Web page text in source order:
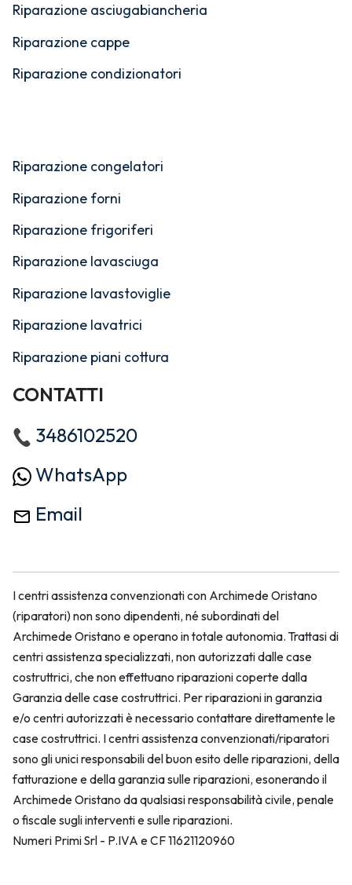
Riparazione asciugabiancheria
Riparazione cappe
Riparazione condizionatori
Riparazione congelatori
Riparazione forni
Riparazione frigoriferi
Riparazione lavasciuga
Riparazione lavastoviglie
Riparazione lavatrici
Riparazione piani cottura
CONTATTI
3486102520
WhatsApp
Email
I centri assistenza convenzionati con Archimede Oristano
(riparatori) non sono dipendenti, né subordinati del
Archimede Oristano e operano in totale autonomia. Trattasi di
centri assistenza specializzati, non autorizzati dalle case
costruttrici, che non effettuano riparazioni coperte dalla
Garanzia delle case costruttrici. Per riparazioni in garanzia
e/o centri autorizzati è necessario contattare direttamente le
case costruttrici. I centri assistenza convenzionati/riparatori
sono gli unici responsabili del buon esito delle riparazioni, della
fatturazione e della garanzia sulle riparazioni, esonerando il
Archimede Oristano da qualsiasi responsabilità civile, penale
o fiscale sugli interventi e sulle riparazioni.
Numeri Primi Srl - P.IVA e CF 11621120960